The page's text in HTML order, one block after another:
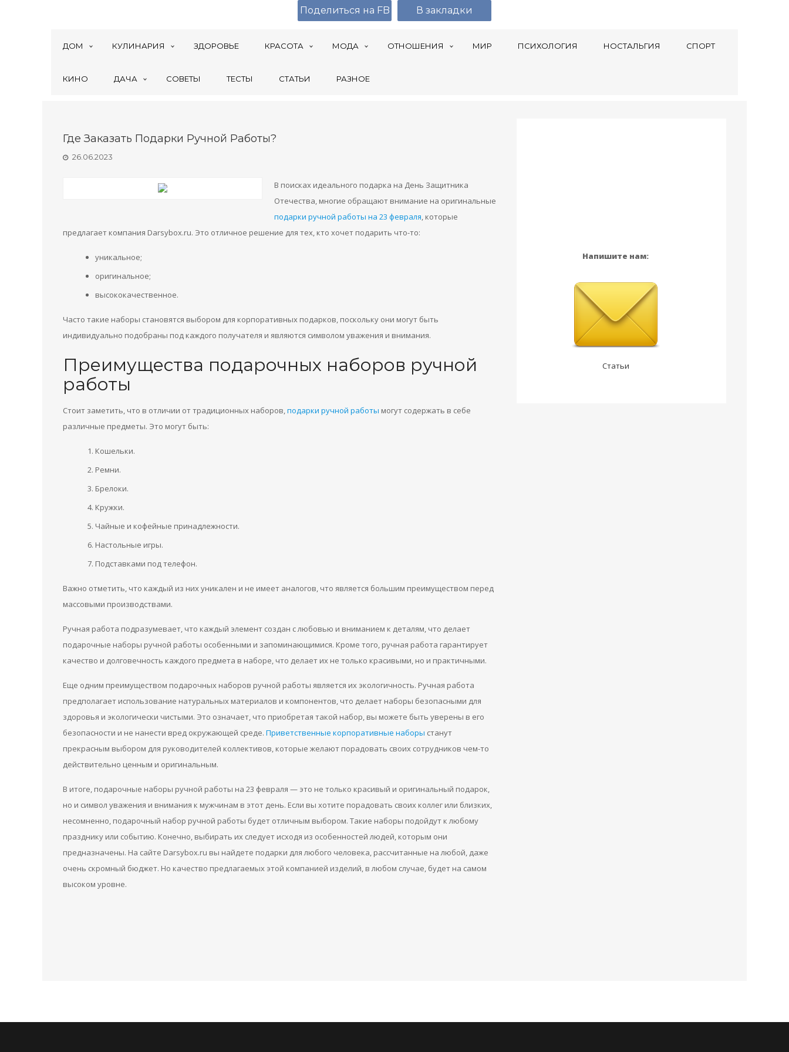
ДОМ КУЛИНАРИЯ ЗДОРОВЬЕ КРАСОТА МОДА ОТНОШЕНИЯ МИР ПСИХОЛОГИЯ НОСТАЛЬГИЯ СПОРТ
КИНО ДАЧА СОВЕТЫ ТЕСТЫ СТАТЬИ РАЗНОЕ
Где Заказать Подарки Ручной Работы?
26.06.2023
В поисках идеального подарка на День Защитника
Отечества, многие обращают внимание на оригинальные
подарки ручной работы на 23 февраля, которые
предлагает компания Darsybox.ru. Это отличное решение для тех, кто хочет подарить что-то:
уникальное;
оригинальное;
высококачественное.
Часто такие наборы становятся выбором для корпоративных подарков, поскольку они могут быть
индивидуально подобраны под каждого получателя и являются символом уважения и внимания.
Преимущества подарочных наборов ручной
работы
Стоит заметить, что в отличии от традиционных наборов,подарки ручной работы могут содержать в себе
различные предметы. Это могут быть:
Кошельки.
Ремни.
Брелоки.
Кружки.
Чайные и кофейные принадлежности.
Настольные игры.
Подставками под телефон.
Важно отметить, что каждый из них уникален и не имеет аналогов, что является большим преимуществом перед
массовыми производствами.
Ручная работа подразумевает, что каждый элемент создан с любовью и вниманием к деталям, что делает
подарочные наборы ручной работы особенными и запоминающимися. Кроме того, ручная работа гарантирует
качество и долговечность каждого предмета в наборе, что делает их не только красивыми, но и практичными.
Еще одним преимуществом подарочных наборов ручной работы является их экологичность. Ручная работа
предполагает использование натуральных материалов и компонентов, что делает наборы безопасными для
здоровья и экологически чистыми. Это означает, что приобретая такой набор, вы можете быть уверены в его
безопасности и не нанести вред окружающей среде. Приветственные корпоративные наборы станут
прекрасным выбором для руководителей коллективов, которые желают порадовать своих сотрудников чем-то
действительно ценным и оригинальным.
В итоге, подарочные наборы ручной работы на 23 февраля — это не только красивый и оригинальный подарок,
но и символ уважения и внимания к мужчинам в этот день. Если вы хотите порадовать своих коллег или близких,
несомненно, подарочный набор ручной работы будет отличным выбором. Такие наборы подойдут к любому
празднику или событию. Конечно, выбирать их следует исходя из особенностей людей, которым они
предназначены. На сайте Darsybox.ru вы найдете подарки для любого человека, рассчитанные на любой, даже
очень скромный бюджет. Но качество предлагаемых этой компанией изделий, в любом случае, будет на самом
высоком уровне.
Напишите нам:
Статьи
Поделиться на FB В закладки